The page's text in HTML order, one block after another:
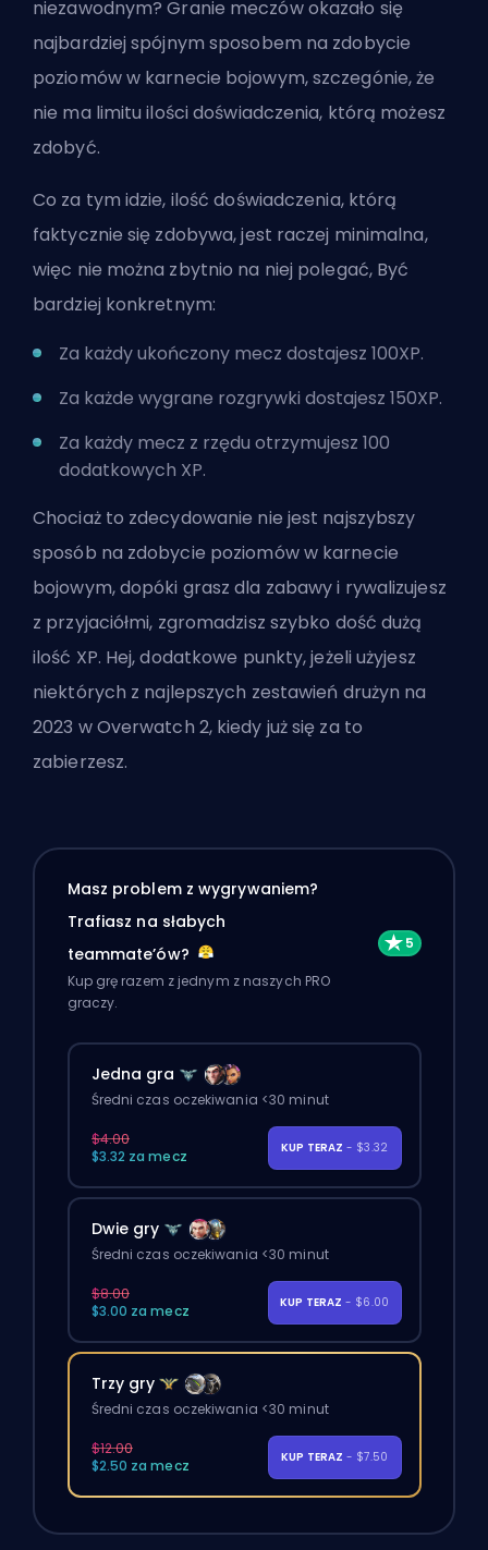
niezawodnym? Granie meczów okazało się
najbardziej spójnym sposobem na zdobycie
poziomów w karnecie bojowym, szczegónie, że
nie ma limitu ilości doświadczenia, którą możesz
zdobyć.
Co za tym idzie, ilość doświadczenia, którą
faktycznie się zdobywa, jest raczej minimalna,
więc nie można zbytnio na niej polegać, Być
bardziej konkretnym:
Za każdy ukończony mecz dostajesz 100XP.
Za każde wygrane rozgrywki dostajesz 150XP.
Za każdy mecz z rzędu otrzymujesz 100
dodatkowych XP.
Chociaż to zdecydowanie nie jest najszybszy
sposób na zdobycie poziomów w karnecie
bojowym, dopóki grasz dla zabawy i rywalizujesz
z przyjaciółmi, zgromadzisz szybko dość dużą
ilość XP. Hej, dodatkowe punkty, jeżeli użyjesz
niektórych z najlepszych zestawień drużyn na
2023 w Overwatch 2, kiedy już się za to
zabierzesz.
Masz problem z wygrywaniem?
Trafiasz na słabych
teammate’ów?
Kup grę razem z jednym z naszych PRO
graczy.
Jedna gra
Średni czas oczekiwania <30 minut
$4.00
$3.32 za mecz
KUP TERAZ - $3.32
Dwie gry
Średni czas oczekiwania <30 minut
$8.00
$3.00 za mecz
KUP TERAZ - $6.00
Trzy gry
Średni czas oczekiwania <30 minut
$12.00
$2.50 za mecz
KUP TERAZ - $7.50